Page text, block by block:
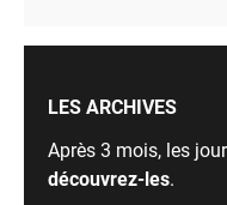
LES ARCHIVES
Après 3 mois, les
découvrez-les.